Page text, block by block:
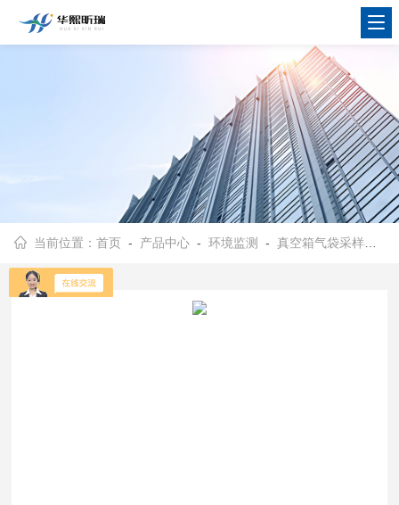
当前位置：首页 - 产品中心 -环境监测 -真空箱气袋采样器